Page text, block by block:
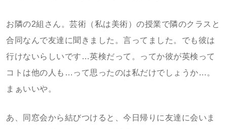
お隣の2組さん。芸術（私は美術）の授業で隣のクラスと
合同なんで友達に聞きました。言ってました。でも彼は
行けないらしいです…英検だって。ってか彼が英検って
コトは他の人も…って思ったのは私だけでしょうか…。
まぁいいや。
あ、同窓会から結びつけると、今日帰りに友達に会いま